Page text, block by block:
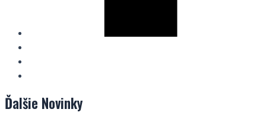
Ďalšie Novinky